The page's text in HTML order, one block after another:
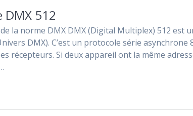
DMX 512
la norme DMX DMX (Digital Multiplex) 512 est
DMX). C’est un protocole série
récepteurs. Si deux appareil ont la même